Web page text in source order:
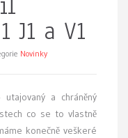
J1 a V1
Novinky
a chráněný
co se to vlastně
konečně veškeré